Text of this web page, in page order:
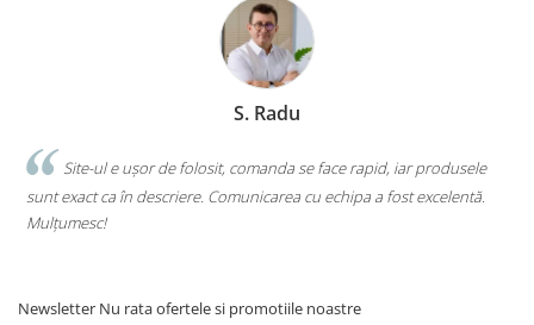
Clasici români și universali
Thriller și mister
Young adult
Science-fiction și fantasy
Romane de dragoste
S. Radu
Site-ul e ușor de folosit, comanda se face rapid, iar produsele
sunt exact ca în descriere. Comunicarea cu echipa a fost excelentă.
Mulțumesc!
Newsletter Nu rata ofertele si promotiile noastre